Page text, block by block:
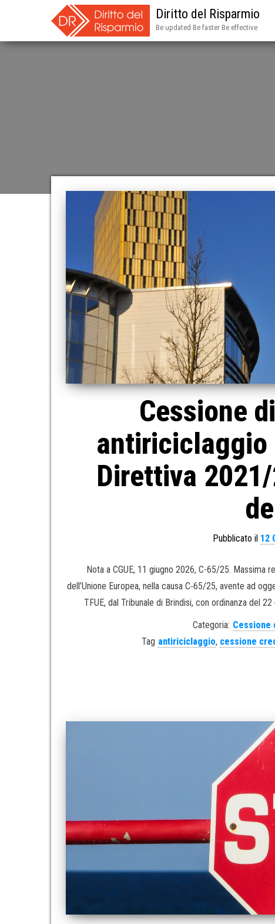
Diritto del Risparmio
Be updated Be faster Be effective
Cessione
antiriciclaggio
Direttiva
Pubblicato il 12
Nota a CGUE, 11 giugno 2026, C-65/25. Massima
dell’Unione Europea, nella causa C‑65/25, avente ad
TFUE, dal Tribunale di Brindisi, con ordinanza del
Categoria: Cessione
Tag antiriciclaggio, cessione